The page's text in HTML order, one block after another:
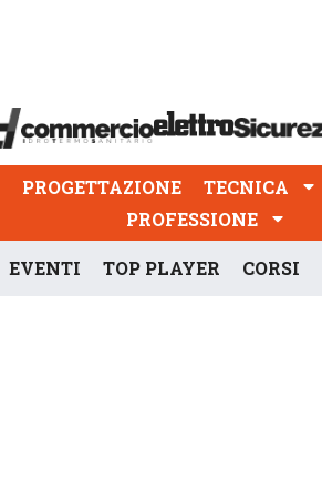
PROGETTAZIONE TECNICA
PROFESSIONE
EVENTI TOP PLAYER CORSI